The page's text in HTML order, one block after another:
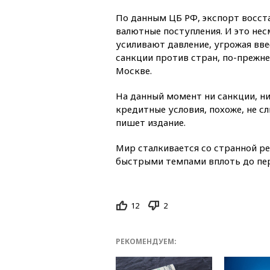
По данным ЦБ РФ, экспорт
валютные поступления. И это
усиливают давление, угрожая
санкции против стран, по-
Москве.
На данный момент ни санкции,
кредитные условия, похоже, не
пишет издание.
Мир сталкивается со странной
быстрыми темпами вплоть до
12 2
РЕКОМЕНДУЕМ: